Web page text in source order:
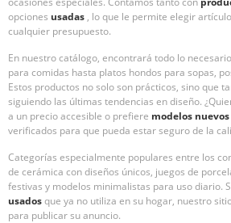
opciones usadas , lo que le permite elegir
cualquier presupuesto.
En nuestro catálogo, encontrará todo lo
para comidas hasta platos hondos para sopas,
Estos productos no solo son prácticos, sino que
siguiendo las últimas tendencias en diseño.
a un precio accesible o prefiere modelos nuevos
verificados para que pueda estar seguro de la
Categorías especialmente populares entre los
de cerámica con diseños únicos, juegos de
festivas y modelos minimalistas para uso diario.
usadosque ya no utiliza en su hogar, nuestro
para publicar su anuncio.